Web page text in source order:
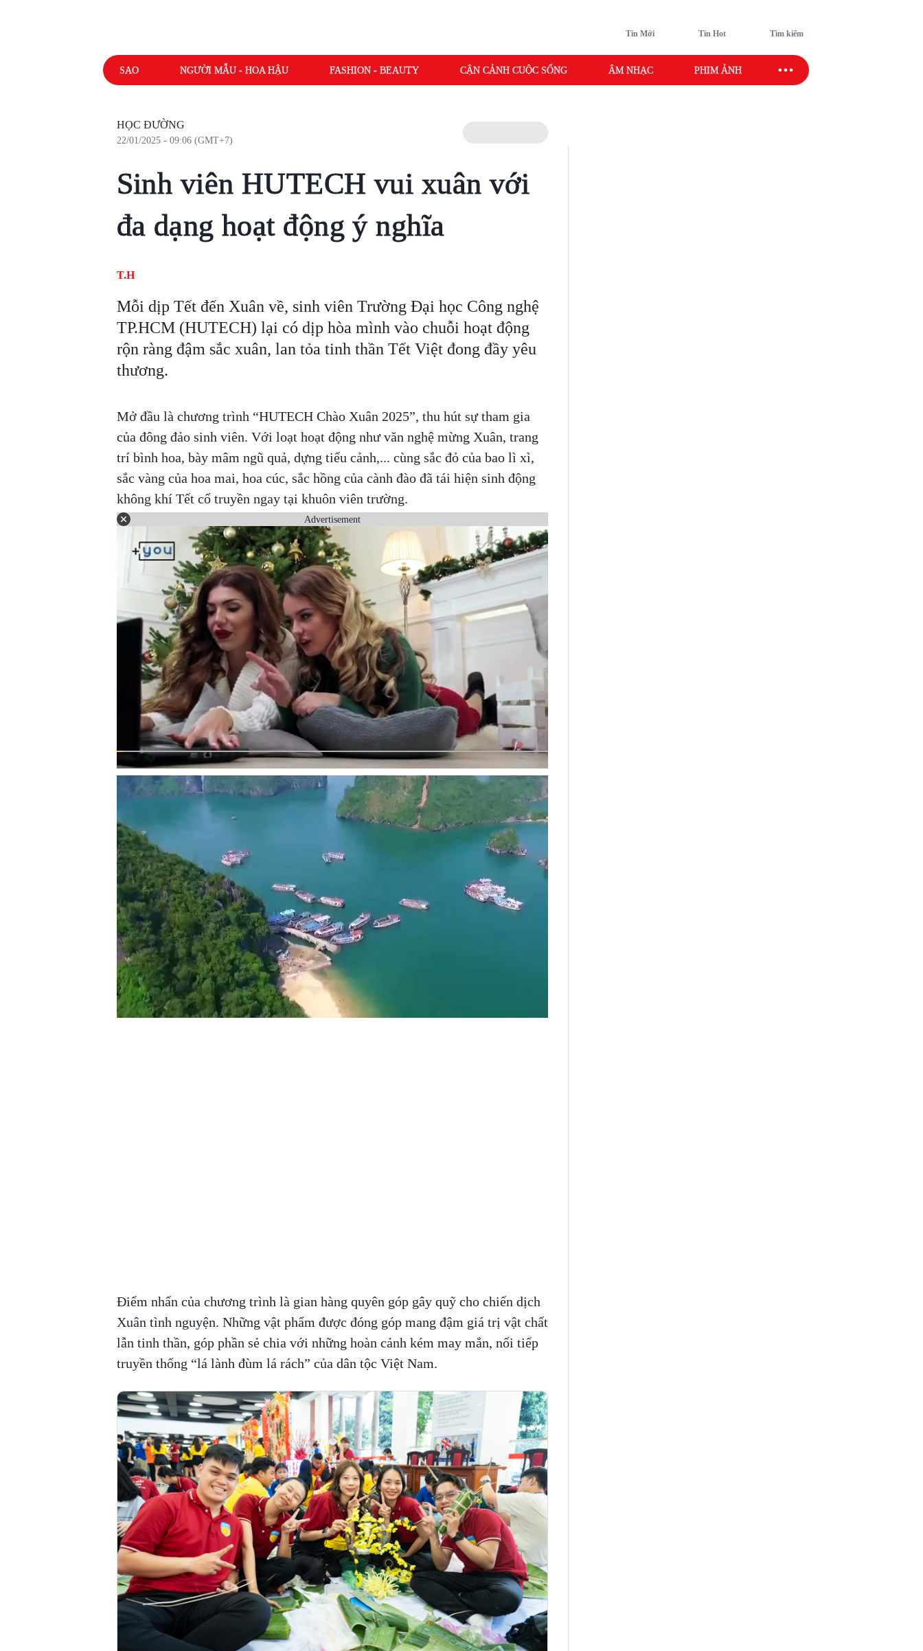
Tin Mới Tin Hot Tìm kiếm
SAO NGƯỜI MẪU - HOA HẬU FASHION - BEAUTY CẬN CẢNH CUỘC SỐNG ÂM NHẠC PHIM ẢNH SAO SPORT
HỌC ĐƯỜNG
22/01/2025 - 09:06 (GMT+7)
Sinh viên HUTECH vui xuân với
đa dạng hoạt động ý nghĩa
T.H
Mỗi dịp Tết đến Xuân về, sinh viên Trường Đại học Công nghệ
TP.HCM (HUTECH) lại có dịp hòa mình vào chuỗi hoạt động
rộn ràng đậm sắc xuân, lan tỏa tinh thần Tết Việt đong đầy yêu
thương.
Mở đầu là chương trình “HUTECH Chào Xuân 2025”, thu hút sự tham gia
của đông đảo sinh viên. Với loạt hoạt động như văn nghệ mừng Xuân, trang
trí bình hoa, bày mâm ngũ quả, dựng tiểu cảnh,... cùng sắc đỏ của bao lì xì,
sắc vàng của hoa mai, hoa cúc, sắc hồng của cành đào đã tái hiện sinh động
không khí Tết cổ truyền ngay tại khuôn viên trường.
Advertisement
Điểm nhấn của chương trình là gian hàng quyên góp gây quỹ cho chiến dịch
Xuân tình nguyện. Những vật phẩm được đóng góp mang đậm giá trị vật chất
lẫn tinh thần, góp phần sẻ chia với những hoàn cảnh kém may mắn, nối tiếp
truyền thống “lá lành đùm lá rách” của dân tộc Việt Nam.